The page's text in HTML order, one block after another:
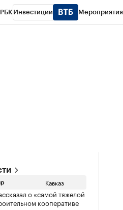
Инвестиции Мероприятия
Кавказ
о «самой тяжелой
кооперативе